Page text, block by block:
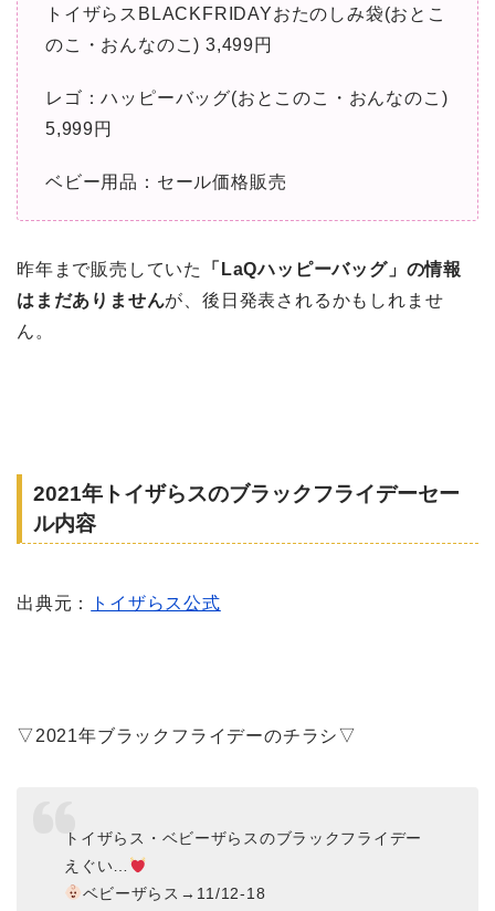
トイザらスBLACKFRIDAYおたのしみ袋(おとこ
のこ・おんなのこ) 3,499円
レゴ：ハッピーバッグ(おとこのこ・おんなのこ)
5,999円
ベビー用品：セール価格販売
昨年まで販売していた
「LaQハッピーバッグ」の情報
はまだありませんが、後日発表されるかもしれませ
ん。
2021年トイザらスのブラックフライデーセー
ル内容
出典元： トイザらス公式
▽2021年ブラックフライデーのチラシ▽
トイザらス・ベビーザらスのブラックフライデー
えぐい…
ベビーザらス→11/12-18